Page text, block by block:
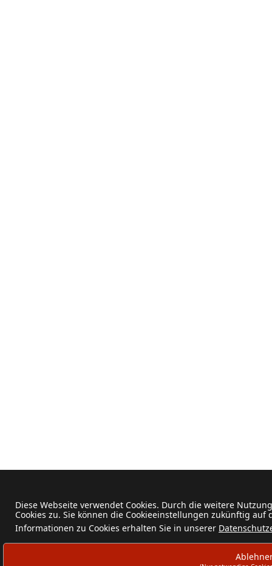
Diese Webseite verwendet Cookies. Durch die weitere
Cookies zu. Sie können die Cookieeinstellungen zukünftig
Informationen zu Cookies erhalten Sie in unserer